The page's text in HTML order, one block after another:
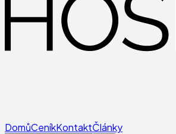
DomůCeníkKontaktČlánky